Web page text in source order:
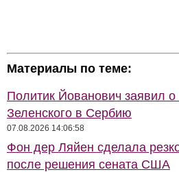
Материалы по теме:
Политик Йованович заявил
Зеленского в Сербию
07.08.2026 14:06:58
Фон дер Ляйен сделала
после решения сената США